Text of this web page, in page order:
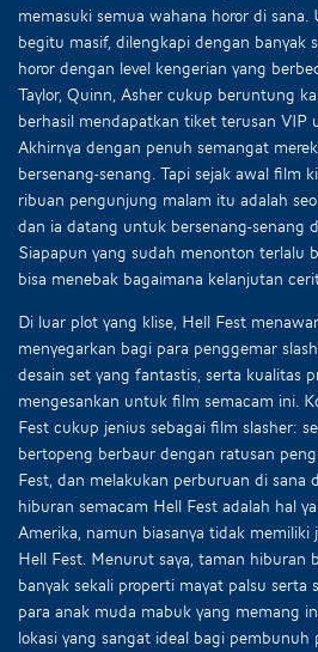
memasuki semua wahana horor di
begitu masif, dilengkapi dengan banyak
horor dengan level kengerian yang
Taylor, Quinn, Asher cukup beruntung
berhasil mendapatkan tiket terusan VIP
Akhirnya dengan penuh semangat
bersenang-senang. Tapi sejak awal film
ribuan pengunjung malam itu adalah
dan ia datang untuk bersenang-senang
Siapapun yang sudah menonton terlalu
bisa menebak bagaimana kelanjutan
Di luar plot yang klise, Hell Fest
menyegarkan bagi para penggemar
desain set yang fantastis, serta kualitas
mengesankan untuk film semacam ini.
Fest cukup jenius sebagai film slasher:
bertopeng berbaur dengan ratusan
Fest, dan melakukan perburuan di sana
hiburan semacam Hell Fest adalah hal
Amerika, namun biasanya tidak memiliki
Hell Fest. Menurut saya, taman hiburan
banyak sekali properti mayat palsu serta
para anak muda mabuk yang memang
lokasi yang sangat ideal bagi